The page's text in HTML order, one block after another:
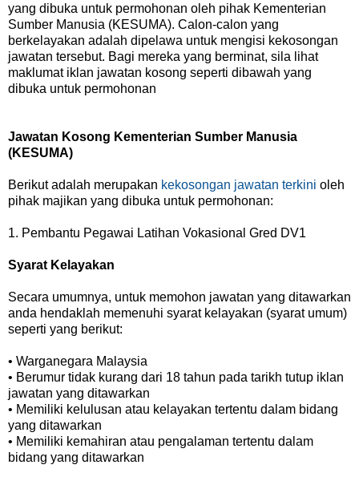
yang dibuka untuk permohonan oleh pihak Kementerian
Sumber Manusia (KESUMA). Calon-calon yang
berkelayakan adalah dipelawa untuk mengisi kekosongan
jawatan tersebut. Bagi mereka yang berminat, sila lihat
maklumat iklan jawatan kosong seperti dibawah yang
dibuka untuk permohonan
Jawatan Kosong Kementerian Sumber Manusia
(KESUMA)
Berikut adalah merupakan kekosongan jawatan terkini oleh
pihak majikan yang dibuka untuk permohonan:
1. Pembantu Pegawai Latihan Vokasional Gred DV1
Syarat Kelayakan
Secara umumnya, untuk memohon jawatan yang ditawarkan
anda hendaklah memenuhi syarat kelayakan (syarat umum)
seperti yang berikut:
• Warganegara Malaysia
• Berumur tidak kurang dari 18 tahun pada tarikh tutup iklan
jawatan yang ditawarkan
• Memiliki kelulusan atau kelayakan tertentu dalam bidang
yang ditawarkan
• Memiliki kemahiran atau pengalaman tertentu dalam
bidang yang ditawarkan